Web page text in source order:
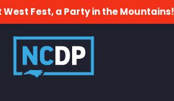
West Fest, a Party in the Mountains!